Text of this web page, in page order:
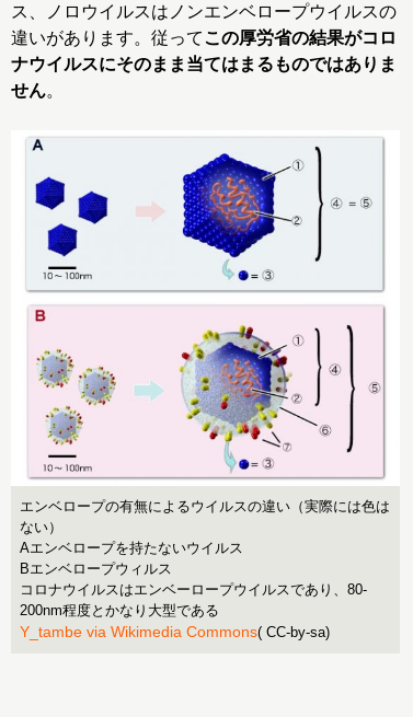
ス、ノロウイルスはノンエンベロープウイルスの
違いがあります。従ってこの厚労省の結果がコロ
ナウイルスにそのまま当てはまるものではありま
せん。
エンベロープの有無によるウイルスの違い（実際には色は
ない）
Aエンベロープを持たないウイルス
Bエンベロープウィルス
コロナウイルスはエンベーロープウイルスであり、80-
200nm程度とかなり大型である
Y_tambe via Wikimedia Commons( CC-by-sa)